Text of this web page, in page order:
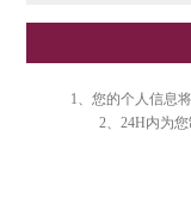
1、您的个人信息
2、24H内为